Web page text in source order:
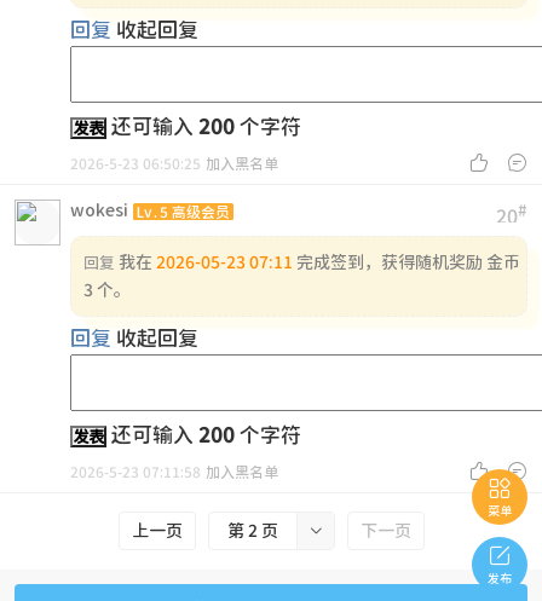
回复 收起回复
发表 还可输入 200 个字符
 
2026-5-23 06:50:25 加入黑名单
20#
wokesi Lv.5 高级会员
回复 我在 2026-05-23 07:11 完成签到，获得随机奖励 金币
3 个。
回复 收起回复
发表 还可输入 200 个字符
 
2026-5-23 07:11:58 加入黑名单
上一页 
第 2 页 下一页

菜单

发布